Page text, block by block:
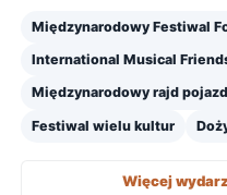
Międzynarodowy Festiwal
International Musical
Międzynarodowy rajd
Festiwal wielu kultur
Więcej